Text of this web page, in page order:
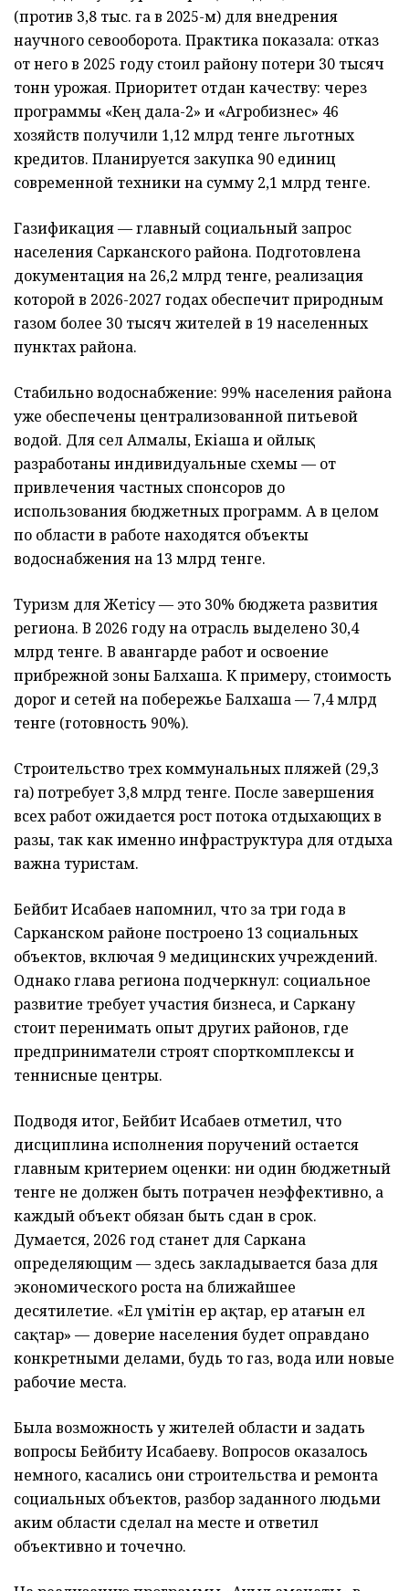
(против 3,8 тыс. га в 2025-м) для внедрения
научного севооборота. Практика показала: отказ
от него в 2025 году стоил району потери 30 тысяч
тонн урожая. Приоритет отдан качеству: через
программы «Кең дала-2» и «Агробизнес» 46
хозяйств получили 1,12 млрд тенге льготных
кредитов. Планируется закупка 90 единиц
современной техники на сумму 2,1 млрд тенге.
Газификация — главный социальный запрос
населения Сарканского района. Подготовлена
документация на 26,2 млрд тенге, реализация
которой в 2026-2027 годах обеспечит природным
газом более 30 тысяч жителей в 19 населенных
пунктах района.
Стабильно водоснабжение: 99% населения района
уже обеспечены централизованной питьевой
водой. Для сел Алмалы, Екіаша и Қойлық
разработаны индивидуальные схемы — от
привлечения частных спонсоров до
использования бюджетных программ. А в целом
по области в работе находятся объекты
водоснабжения на 13 млрд тенге.
Туризм для Жетiсу — это 30% бюджета развития
региона. В 2026 году на отрасль выделено 30,4
млрд тенге. В авангарде работ и освоение
прибрежной зоны Балхаша. К примеру, стоимость
дорог и сетей на побережье Балхаша — 7,4 млрд
тенге (готовность 90%).
Строительство трех коммунальных пляжей (29,3
га) потребует 3,8 млрд тенге. После завершения
всех работ ожидается рост потока отдыхающих в
разы, так как именно инфраструктура для отдыха
важна туристам.
Бейбит Исабаев напомнил, что за три года в
Сарканском районе построено 13 социальных
объектов, включая 9 медицинских учреждений.
Однако глава региона подчеркнул: социальное
развитие требует участия бизнеса, и Саркану
стоит перенимать опыт других районов, где
предприниматели строят спорткомплексы и
теннисные центры.
Подводя итог, Бейбит Исабаев отметил, что
дисциплина исполнения поручений остается
главным критерием оценки: ни один бюджетный
тенге не должен быть потрачен неэффективно, а
каждый объект обязан быть сдан в срок.
Думается, 2026 год станет для Саркана
определяющим — здесь закладывается база для
экономического роста на ближайшее
десятилетие. «Ел үмітін ер ақтар, ер атағын ел
сақтар» — доверие населения будет оправдано
конкретными делами, будь то газ, вода или новые
рабочие места.
Была возможность у жителей области и задать
вопросы Бейбиту Исабаеву. Вопросов оказалось
немного, касались они строительства и ремонта
социальных объектов, разбор заданного людьми
аким области сделал на месте и ответил
объективно и точечно.